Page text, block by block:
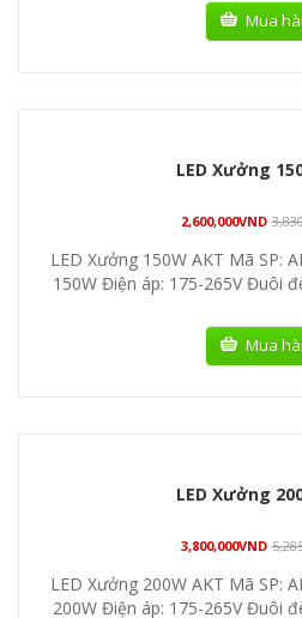
Mua
LED Xưởng
2,600,000VND
LED Xưởng 150W AKT Mã SP:
150W Điện áp: 175-265V Đuôi
Mua
LED Xưởng
3,800,000VND
LED Xưởng 200W AKT Mã SP:
200W Điện áp: 175-265V Đuôi